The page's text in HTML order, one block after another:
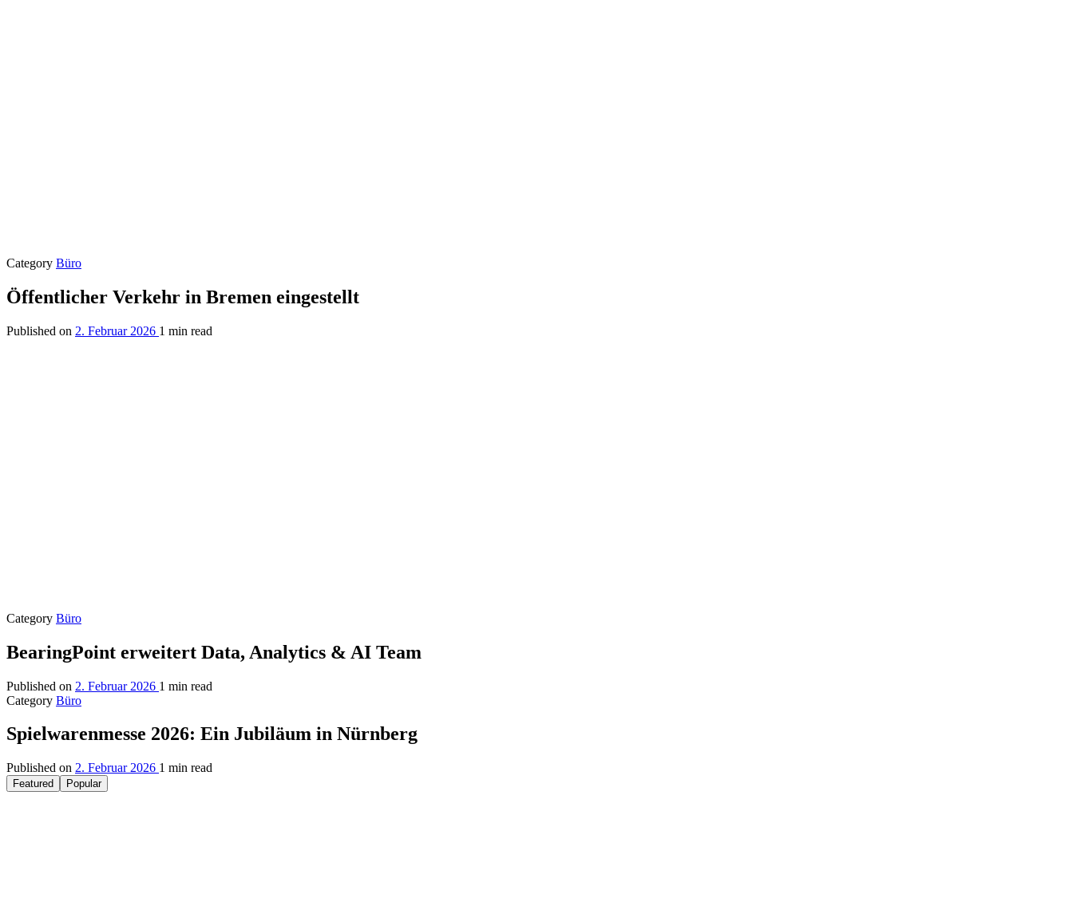
Category Büro
Öffentlicher Verkehr in Bremen eingestellt
Published on 2. Februar 2026 1 min read
Category Büro
BearingPoint erweitert Data, Analytics & AI Team
Published on 2. Februar 2026 1 min read
Category Büro
Spielwarenmesse 2026: Ein Jubiläum in Nürnberg
Published on 2. Februar 2026 1 min read
Featured Popular